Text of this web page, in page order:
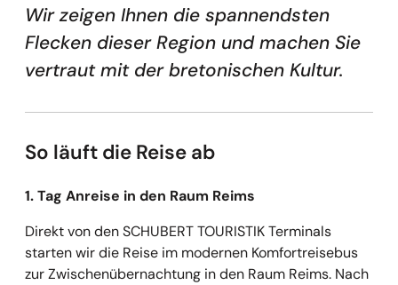
Wir zeigen Ihnen die spannendsten
Flecken dieser Region und machen Sie
vertraut mit der bretonischen Kultur.
So läuft die Reise ab
1. Tag Anreise in den Raum Reims
Direkt von den SCHUBERT TOURISTIK Terminals
starten wir die Reise im modernen Komfortreisebus
zur Zwischenübernachtung in den Raum Reims. Nach